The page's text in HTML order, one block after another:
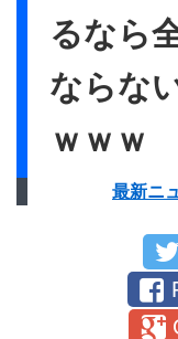
るなら
ならな
ｗｗｗ
最新ニ